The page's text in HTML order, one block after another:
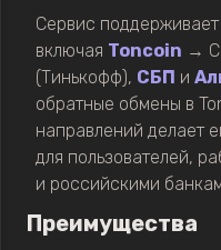
Сервис
включая Toncoin →
(Тинькофф), СБП и
обратные обмены в
направлений делает
для пользователей,
и российскими
Преимущества